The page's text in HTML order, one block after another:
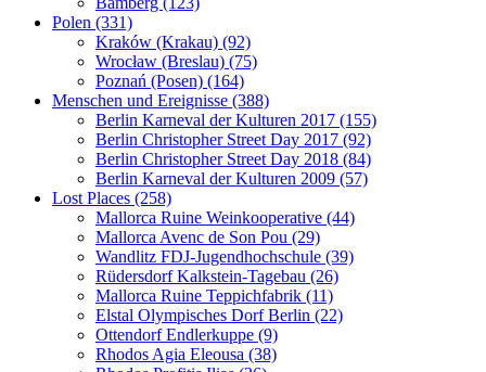
Polen (331)
Kraków (Krakau) (92)
Wrocław (Breslau) (75)
Poznań (Posen) (164)
Menschen und Ereignisse (388)
Berlin Karneval der Kulturen 2017 (155)
Berlin Christopher Street Day 2017 (92)
Berlin Christopher Street Day 2018 (84)
Berlin Karneval der Kulturen 2009 (57)
Lost Places (258)
Mallorca Ruine Weinkooperative (44)
Mallorca Avenc de Son Pou (29)
Wandlitz FDJ-Jugendhochschule (39)
Rüdersdorf Kalkstein-Tagebau (26)
Mallorca Ruine Teppichfabrik (11)
Elstal Olympisches Dorf Berlin (22)
Ottendorf Endlerkuppe (9)
Rhodos Agia Eleousa (38)